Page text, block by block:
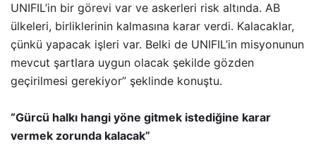
UNIFIL’in bir görevi var ve askerleri risk altında. AB
ülkeleri, birliklerinin kalmasına karar verdi. Kalacaklar,
çünkü yapacak işleri var. Belki de UNIFIL’in misyonunun
mevcut şartlara uygun olacak şekilde gözden
geçirilmesi gerekiyor” şeklinde konuştu.
“Gürcü halkı hangi yöne gitmek istediğine karar
vermek zorunda kalacak”